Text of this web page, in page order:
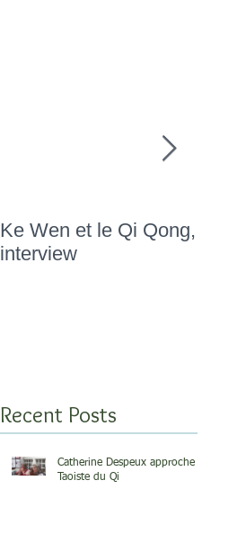
Ke Wen et le Qi Qong,
interview
Recent Posts
Catherine Despeux approche
Taoiste du Qi